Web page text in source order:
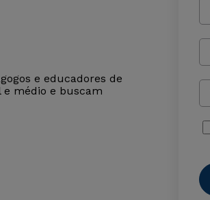
e educadores de
médio e buscam